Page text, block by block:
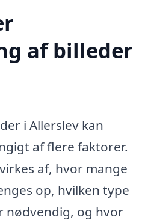
af billeder
i Allerslev kan
af flere faktorer.
af, hvor mange
op, hvilken type
og hvor